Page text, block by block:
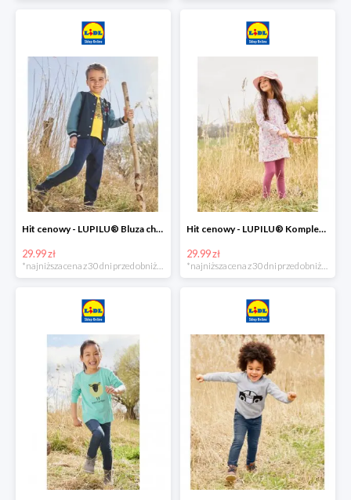
Hit cenowy - LUPILU® Bluza chłopięca w stylu college
29.99 zł
*najniższa cena z 30 dni przed obniżką
Hit cenowy - LUPILU® Komplet dziewczęcy (sukienka + legginsy)
29.99 zł
*najniższa cena z 30 dni przed obniżką